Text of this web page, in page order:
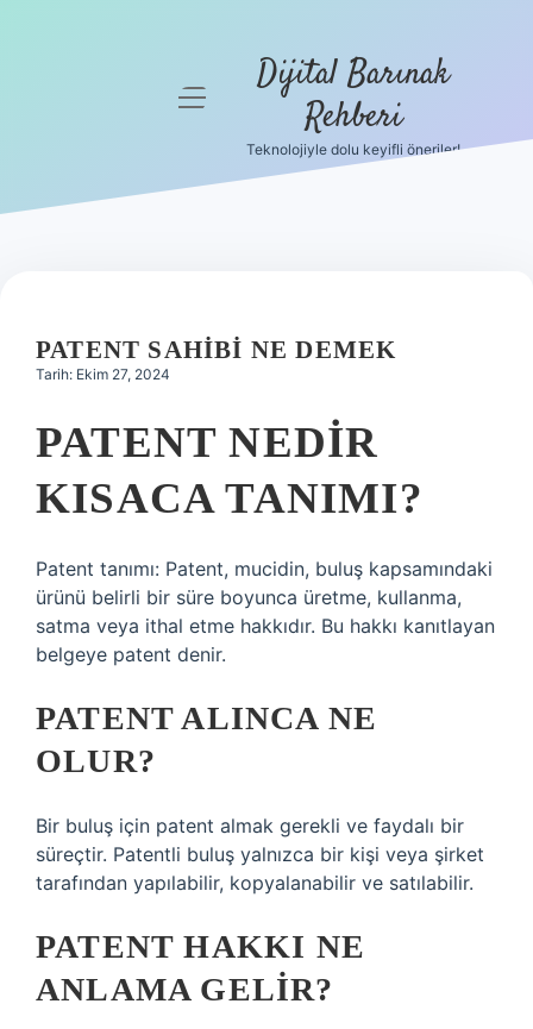
Hakkımızda
menüyü
Dijital Barınak
Rehberi
Teknolojiyle dolu keyifli öneriler!
PATENT SAHIBI NE DEMEK
Tarih: Ekim 27, 2024
PATENT NEDIR
KISACA TANIMI?
Patent tanımı: Patent, mucidin, buluş kapsamındaki
ürünü belirli bir süre boyunca üretme, kullanma,
satma veya ithal etme hakkıdır. Bu hakkı kanıtlayan
belgeye patent denir.
PATENT ALINCA NE
OLUR?
Bir buluş için patent almak gerekli ve faydalı bir
süreçtir. Patentli buluş yalnızca bir kişi veya şirket
tarafından yapılabilir, kopyalanabilir ve satılabilir.
PATENT HAKKI NE
ANLAMA GELIR?